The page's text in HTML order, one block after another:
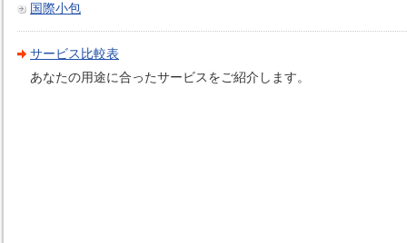
国際小包
サービス比較表
あなたの用途に合ったサービスをご紹介します。